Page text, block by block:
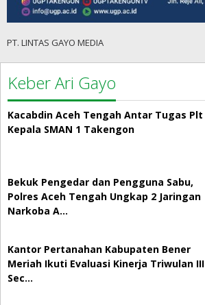
PT. LINTAS GAYO MEDIA
Keber Ari Gayo
Kacabdin Aceh Tengah Antar Tugas Plt
Kepala SMAN 1 Takengon
Bekuk Pengedar dan Pengguna Sabu,
Polres Aceh Tengah Ungkap 2 Jaringan
Narkoba A…
Kantor Pertanahan Kabupaten Bener
Meriah Ikuti Evaluasi Kinerja Triwulan III
Sec…